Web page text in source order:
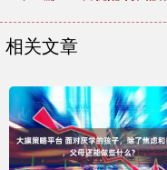
相关文章